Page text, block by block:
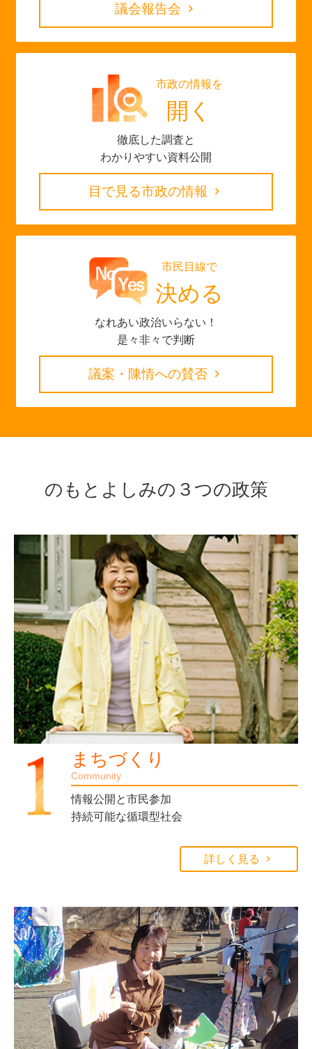
議会報告会
市政の情報を
開く
徹底した調査と
わかりやすい資料公開
目で見る市政の情報
市民目線で
決める
なれあい政治いらない！
是々非々で判断
議案・陳情への賛否
のもとよしみの３つの政策
まちづくり
Community
情報公開と市民参加
持続可能な循環型社会
詳しく見る